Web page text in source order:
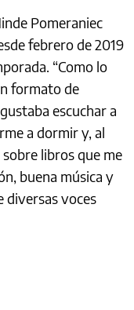
Pomeraniec
febrero de 2019
“Como lo
formato de
escuchar a
a dormir y, al
libros que me
buena música y
diversas voces